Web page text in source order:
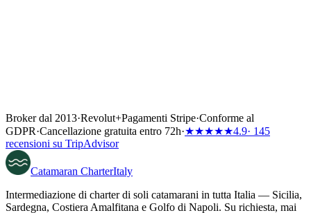
Broker dal 2013·Revolut+Pagamenti Stripe·Conforme al
GDPR·Cancellazione gratuita entro 72h·★★★★★4.9· 145
recensioni su TripAdvisor
Catamaran CharterItaly
Intermediazione di charter di soli catamarani in tutta Italia — Sicilia,
Sardegna, Costiera Amalfitana e Golfo di Napoli. Su richiesta, mai